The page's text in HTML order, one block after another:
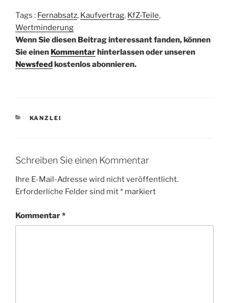
Tags : Fernabsatz, Kaufvertrag, KfZ-Teile,
Wertminderung
Wenn Sie diesen Beitrag interessant fanden, können
Sie einen Kommentarhinterlassen oder unseren
Newsfeedkostenlos abonnieren.
KATEGORIEN
KANZLEI
Schreiben Sie einen Kommentar
Ihre E-Mail-Adresse wird nicht veröffentlicht.
Erforderliche Felder sind mit* markiert
Kommentar*